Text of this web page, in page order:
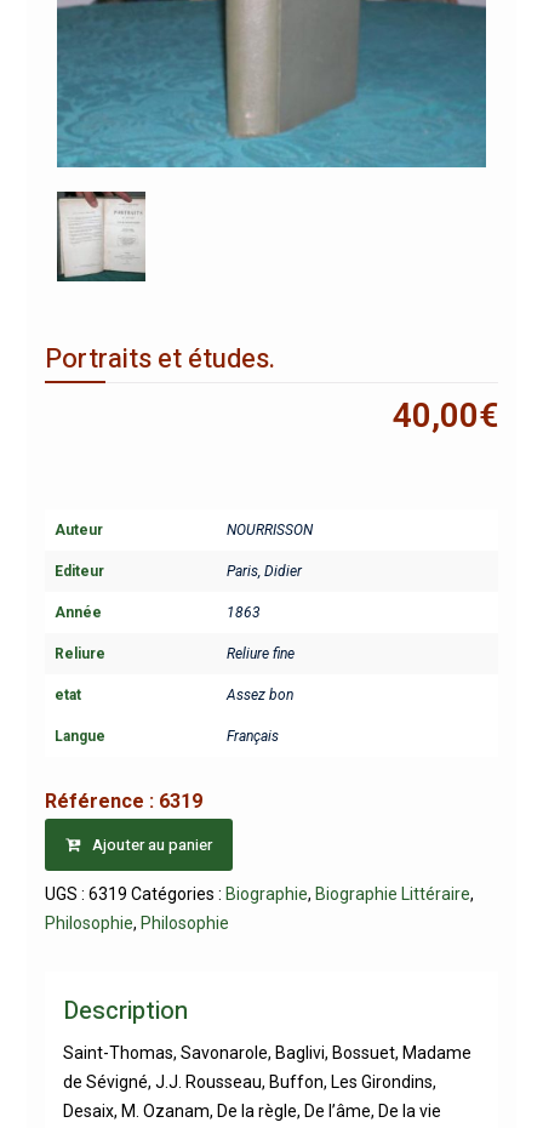
Portraits et études.
40,00€
Auteur NOURRISSON
Editeur Paris, Didier
Année 1863
Reliure Reliure fine
etat Assez bon
Langue Français
Référence : 6319
Ajouter au panier
UGS : 6319 Catégories : Biographie, Biographie Littéraire,
Philosophie, Philosophie
Description
Saint-Thomas, Savonarole, Baglivi, Bossuet, Madame
de Sévigné, J.J. Rousseau, Buffon, Les Girondins,
Desaix, M. Ozanam, De la règle, De l’âme, De la vie